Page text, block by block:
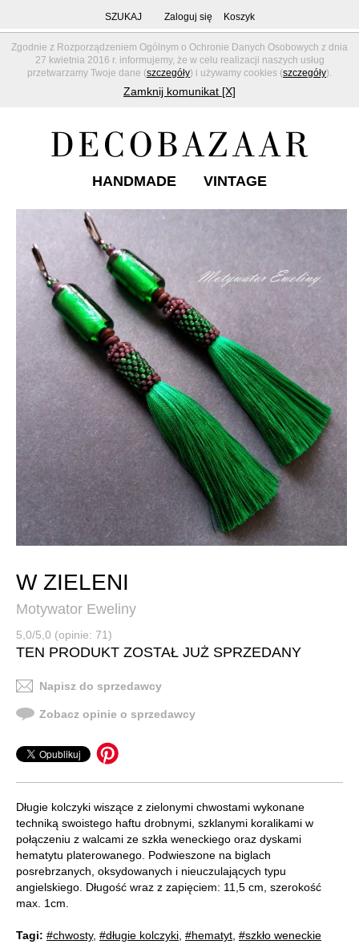
Zgodnie z Rozporządzeniem Ogólnym o Ochronie Danych Osobowych z dnia
27 kwietnia 2016 r. informujemy, że w celu realizacji naszych usług
przetwarzamy Twoje dane (szczegóły) i używamy cookies (szczegóły).
Zamknij komunikat [X]
SZUKAJ Zaloguj się Koszyk
HANDMADE VINTAGE
W ZIELENI
Motywator Eweliny
5,0/5,0 (opinie: 71)
TEN PRODUKT ZOSTAŁ JUŻ SPRZEDANY
Napisz do sprzedawcy
Zobacz opinie o sprzedawcy
Długie kolczyki wiszące z zielonymi chwostami wykonane
techniką swoistego haftu drobnymi, szklanymi koralikami w
połączeniu z walcami ze szkła weneckiego oraz dyskami
hematytu platerowanego. Podwieszone na biglach
posrebrzanych, oksydowanych i nieuczulających typu
angielskiego. Długość wraz z zapięciem: 11,5 cm, szerokość
max. 1cm.
Tagi: #chwosty, #długie kolczyki #hematyt #szkło weneckie